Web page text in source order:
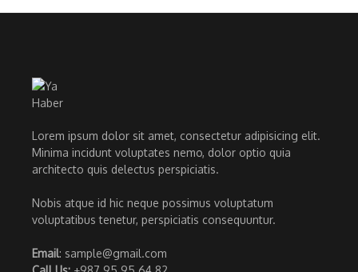
Lorem ipsum dolor sit amet, consectetur adipisicing elit.
Minima incidunt voluptates nemo, dolor optio quia
architecto quis delectus perspiciatis.
Nobis atque id hic neque possimus voluptatum
voluptatibus tenetur, perspiciatis consequuntur.
Email: sample@gmail.com